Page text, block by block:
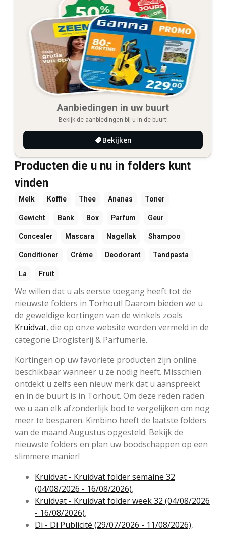
Aanbiedingen in uw buurt
Bekijk de aanbiedingen bij u in de buurt!
Bekijken
Producten die u nu in folders kunt
vinden
Melk Koffie Thee Ananas Toner
Gewicht Bank Box Parfum Geur
Concealer Mascara Nagellak Shampoo
Conditioner Crème Deodorant Tandpasta
La Fruit
We willen dat u als eerste toegang heeft tot de
nieuwste folders in Torhout! Daarom bieden we u
de geweldige kortingen van de winkels zoals
Kruidvat, die op onze website worden vermeld in de
categorie Drogisterij & Parfumerie.
Kortingen op uw favoriete producten zijn online
beschikbaar wanneer u ze nodig heeft. Misschien
ontdekt u zelfs een nieuw merk dat u aanspreekt
en in de buurt is in Torhout. Om deze reden raden
we u aan elk afzonderlijk bod te vergelijken om nog
meer te besparen. Kimbino heeft de laatste folders
van de maand Augustus opgesteld. Bekijk de
nieuwste folders en plan uw boodschappen op een
slimmere manier!
Kruidvat - Kruidvat folder semaine 32
(04/08/2026 - 16/08/2026),
Kruidvat - Kruidvat folder week 32 (04/08/2026
- 16/08/2026),
Di - Di Publicité (29/07/2026 - 11/08/2026),